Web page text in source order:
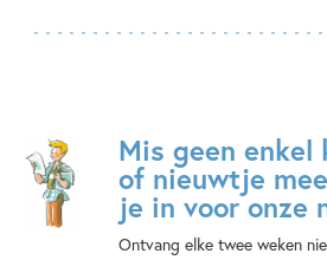
Mis geen enkel
of nieuwtje
je in voor onze
Ontvang elke twee weken